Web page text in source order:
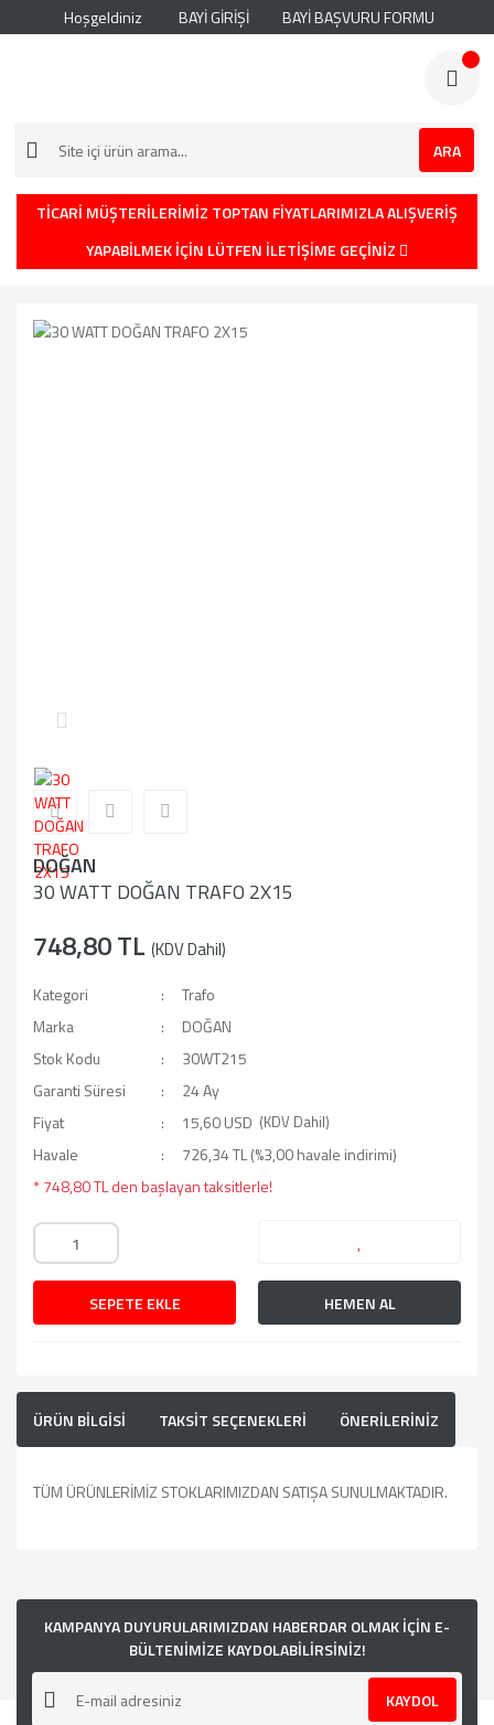
Hoşgeldiniz BAYİ GİRİŞİ BAYİ BAŞVURU FORMU
ARA
TİCARİ MÜŞTERİLERİMİZ TOPTAN FİYATLARIMIZLA ALIŞVERİŞ
YAPABİLMEK İÇİN LÜTFEN İLETİŞİME GEÇİNİZ
DOĞAN
30 WATT DOĞAN TRAFO 2X15
748,80 TL (KDV Dahil)
Kategori
Trafo
Marka
DOĞAN
Stok Kodu
30WT215
Garanti Süresi
24 Ay
Fiyat
15,60 USD (KDV Dahil)
Havale
726,34 TL (%3,00 havale indirimi)
* 748,80 TL den başlayan taksitlerle!
SEPETE EKLE HEMEN AL
ÜRÜN BİLGİSİ TAKSİT SEÇENEKLERİ ÖNERİLERİNİZ
TÜM ÜRÜNLERİMİZ STOKLARIMIZDAN SATIŞA SUNULMAKTADIR.
kullanarak tarafımıza iletebilirsiniz.
Görüş ve önerileriniz için teşekkür ederiz.
Ürün resmi kalitesiz, bozuk veya görüntülenemiyor.
Ürün açıklamasında eksik bilgiler bulunuyor.
KAMPANYA DUYURULARIMIZDAN HABERDAR OLMAK İÇİN E-
BÜLTENİMİZE KAYDOLABİLİRSİNİZ!
KAYDOL